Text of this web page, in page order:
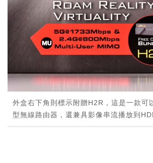
外盒右下角則標示附贈H2R，這是一款可
型無線路由器，還兼具影像串流播放到